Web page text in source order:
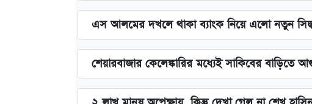
এস আলমের দখলে থাকা ব্যাংক নিয়ে এলো নতুন
শেয়ারবাজার কেলেঙ্কারির মধ্যেই সাকিবের বাড়িতে